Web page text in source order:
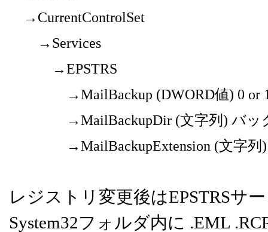
→CurrentControlSet
→Services
→EPSTRS
→MailBackup (DWORD値) 0 or
→MailBackupDir (文字列) バック
→MailBackupExtension (文字列)
レジストリ変更後はEPSTRSサ
System32フォルダ内に .EML